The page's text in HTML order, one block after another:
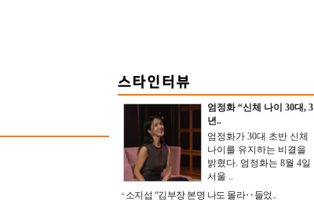
엄정화 “신체 나이 30대, 3
년..
엄정화가 30대 초반 신체
나이를 유지하는 비결을
밝혔다. 엄정화는 8월 4일
서울 ..
소지섭 “김부장 본명 나도 몰라‥들었..